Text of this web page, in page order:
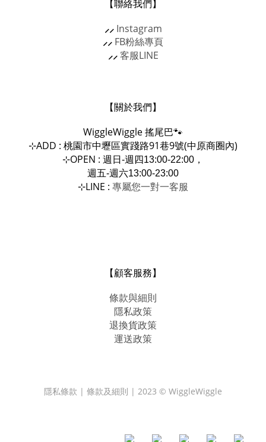
【聯絡我們】
⸝⸝ Instagram
⸝⸝ FB粉絲專頁
⸝⸝客服LINE
【關於我們】
WiggleWiggle搖尾巴🐾
⊹ADD : 桃園市中壢區實踐路91巷9號(中原商圈內)
⊹OPEN : 週日-週四13:00-22:00，
週五-週六13:00-23:00
⊹LINE : 專屬您一對一客服
【顧客服務】
條款與細則
隱私政策
退換貨政策
運送政策
隱私條款 | 條款及細則 | 2023 © WiggleWiggle